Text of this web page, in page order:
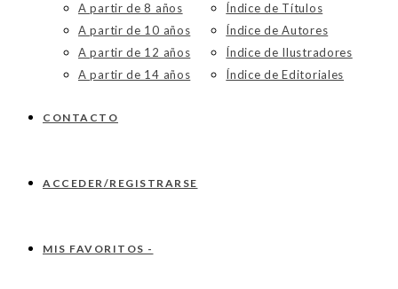
A partir de 8 años
A partir de 10 años
A partir de 12 años
A partir de 14 años
Índice de Títulos
Índice de Autores
Índice de Ilustradores
Índice de Editoriales
CONTACTO
ACCEDER/REGISTRARSE
MIS FAVORITOS -